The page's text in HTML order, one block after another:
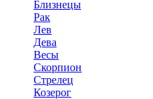
Близнецы
Рак
Лев
Дева
Весы
Скорпион
Стрелец
Козерог